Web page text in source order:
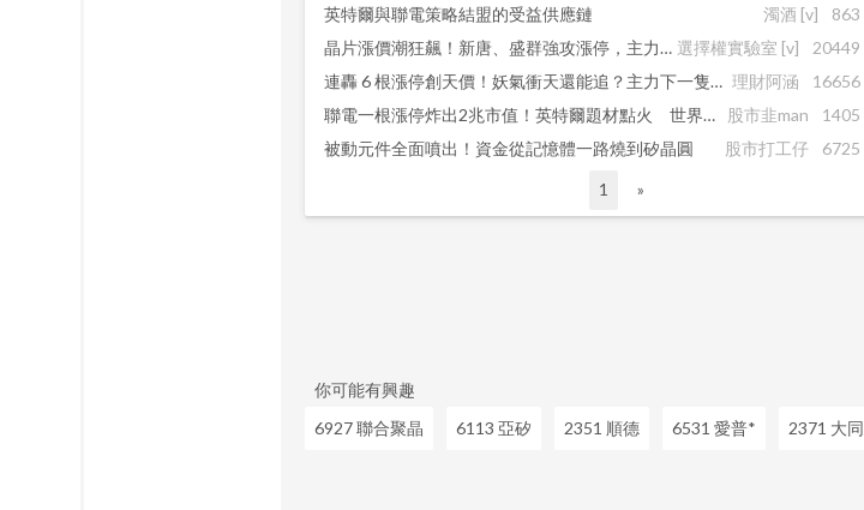
英特爾與聯電策略結盟的受益供應鏈
濁酒 [v] 863
晶片漲價潮狂飆！新唐、盛群強攻漲停，主力下一波密碼藏在「這幾檔」 選擇權實驗室 [v] 20449
連轟 6 根漲停創天價！妖氣衝天還能追？主力下一隻鎖定「它」! 理財阿涵 16656
聯電一根漲停炸出2兆市值！英特爾題材點火 世界、聯詠、智原跟著噴
股市韭man 1405
被動元件全面噴出！資金從記憶體一路燒到矽晶圓
股市打工仔 6725
1 »
你可能有興趣
6927 聯合聚晶
6113 亞矽 2351 順德 6531 愛普* 2371 大同